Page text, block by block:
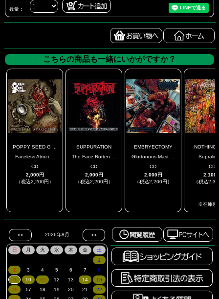
数量：
こちらの商品も一緒にいかがですか？
POPPY SEED G ...
Faceless Atroci ...
CD
2,000円
（税込2,200円）
SUPPURATION
The Face Rotten ...
CD
2,000円
（税込2,200円）
EMBRYECTOMY
Gluttonous Mast ...
CD
2,000円
（税込2,200円）
CD
2,100
（税込
※在庫残